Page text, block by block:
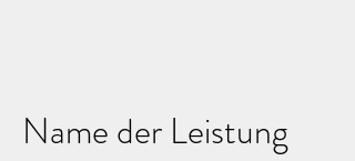
Name der Leistung